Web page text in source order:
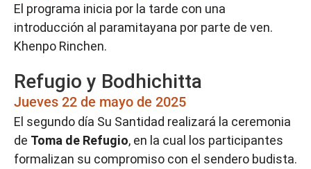
El programa inicia por la tarde con una
introducción al paramitayana por parte de ven.
Khenpo Rinchen.
Refugio y Bodhichitta
Jueves 22 de mayo de 2025
El segundo día Su Santidad realizará la ceremonia
de Toma de Refugio, en la cual los participantes
formalizan su compromiso con el sendero budista.